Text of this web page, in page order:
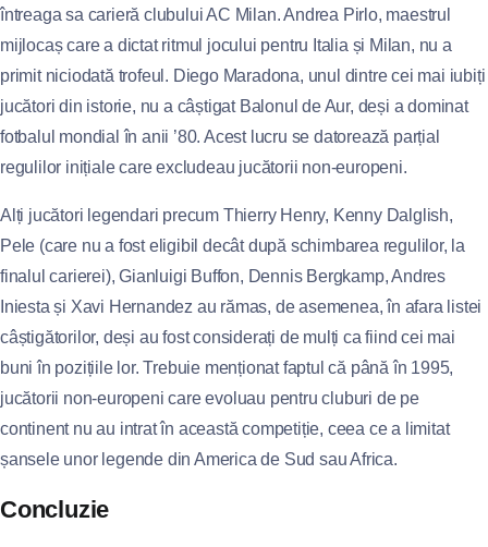
întreaga sa carieră clubului AC Milan. Andrea Pirlo, maestrul
mijlocaș care a dictat ritmul jocului pentru Italia și Milan, nu a
primit niciodată trofeul. Diego Maradona, unul dintre cei mai iubiți
jucători din istorie, nu a câștigat Balonul de Aur, deși a dominat
fotbalul mondial în anii ’80. Acest lucru se datorează parțial
regulilor inițiale care excludeau jucătorii non-europeni.
Alți jucători legendari precum Thierry Henry, Kenny Dalglish,
Pele (care nu a fost eligibil decât după schimbarea regulilor, la
finalul carierei), Gianluigi Buffon, Dennis Bergkamp, Andres
Iniesta și Xavi Hernandez au rămas, de asemenea, în afara listei
câștigătorilor, deși au fost considerați de mulți ca fiind cei mai
buni în pozițiile lor. Trebuie menționat faptul că până în 1995,
jucătorii non-europeni care evoluau pentru cluburi de pe
continent nu au intrat în această competiție, ceea ce a limitat
șansele unor legende din America de Sud sau Africa.
Concluzie